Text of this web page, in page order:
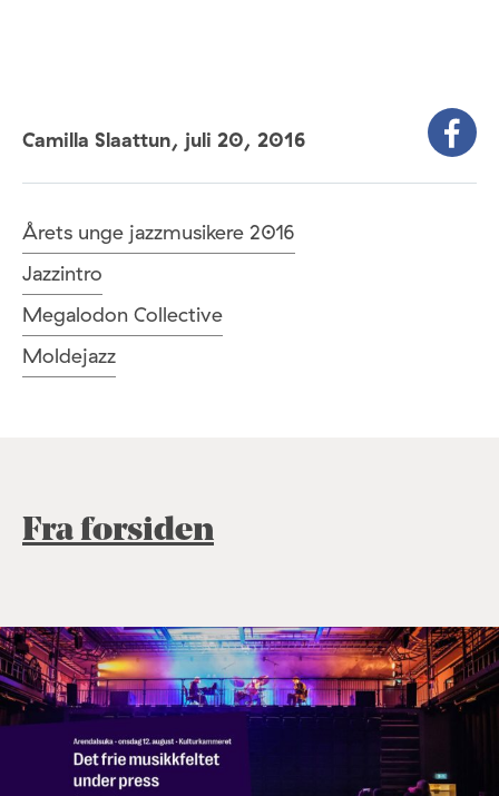
Camilla Slaattun, juli 20, 2016
Årets unge jazzmusikere 2016
Jazzintro
Megalodon Collective
Moldejazz
Fra forsiden